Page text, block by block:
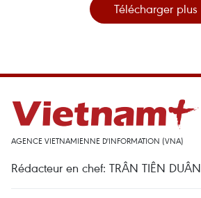
Télécharger plus
AGENCE VIETNAMIENNE D'INFORMATION (VNA)
Rédacteur en chef: TRÂN TIÊN DUÂN